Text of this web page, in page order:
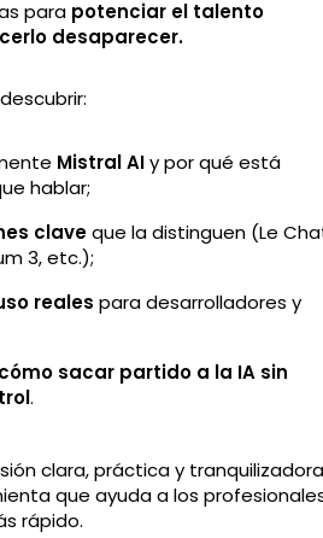
para potenciar el talento
desaparecer.
Mistral AIy por qué está
hablar;
claveque la distinguen (Le
3, etc.);
reales para desarrolladores y
cómo sacar partido a la IA sin
.
clara, práctica y tranquilizadora
que ayuda a los
rápido.